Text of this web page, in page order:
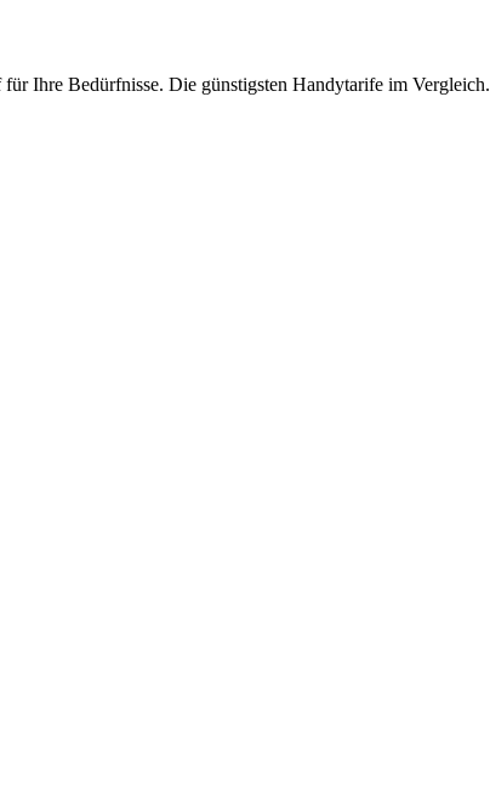
Ihre Bedürfnisse. Die günstigsten Handytarife im Vergleich.